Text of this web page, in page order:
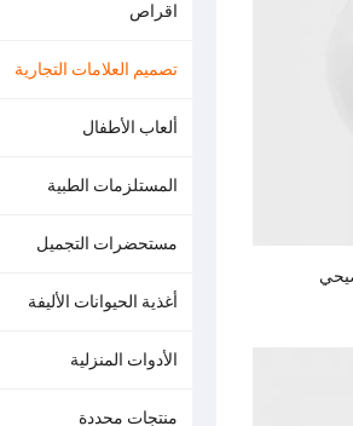
اقراص
تصميم العلامات التجارية
ألعاب الأطفال
المستلزمات الطبية
مستحضرات التجميل
أغذية الحيوانات الأليفة
الأدوات المنزلية
منتجات محددة